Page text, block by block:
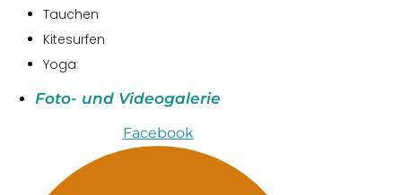
Tauchen
Kitesurfen
Yoga
Foto- und Videogalerie
Facebook